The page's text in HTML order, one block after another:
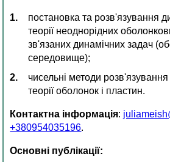
постановка та розв'язування
теорії неоднорідних
зв'язаних динамічних задач
середовище);
чисельні методи
теорії оболонок і пластин.
Контактна інформація:
+380954035196.
Основні публікації: